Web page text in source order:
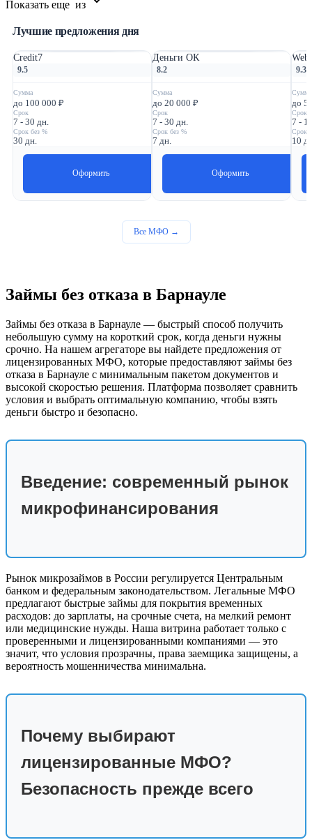
Показать еще из
Лучшие предложения дня
Credit7
9.5
Сумма
до 100 000 ₽
Срок
7 - 30 дн.
Срок без %
30 дн.
Оформить
Деньги ОК
8.2
Сумма
до 20 000 ₽
Срок
7 - 30 дн.
Срок без %
7 дн.
Оформить
9.3
Сумма
до 5
Срок
7 -
Срок
10
Все МФО →
Займы без отказа в Барнауле
Займы без отказа в Барнауле — быстрый способ получить
небольшую сумму на короткий срок, когда деньги нужны
срочно. На нашем агрегаторе вы найдете предложения от
лицензированных МФО, которые предоставляют займы без
отказа в Барнауле с минимальным пакетом документов и
высокой скоростью решения. Платформа позволяет сравнить
условия и выбрать оптимальную компанию, чтобы взять
деньги быстро и безопасно.
Введение: современный рынок
микрофинансирования
Рынок микрозаймов в России регулируется Центральным
банком и федеральным законодательством. Легальные МФО
предлагают быстрые займы для покрытия временных
расходов: до зарплаты, на срочные счета, на мелкий ремонт
или медицинские нужды. Наша витрина работает только с
проверенными и лицензированными компаниями — это
значит, что условия прозрачны, права заемщика защищены, а
вероятность мошенничества минимальна.
Почему выбирают
лицензированные МФО?
Безопасность прежде всего